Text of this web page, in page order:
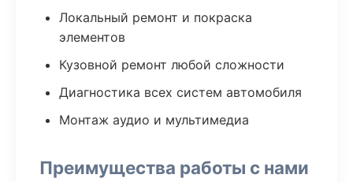
Локальный ремонт и покраска
элементов
Кузовной ремонт любой сложности
Диагностика всех систем автомобиля
Монтаж аудио и мультимедиа
Преимущества работы с нами